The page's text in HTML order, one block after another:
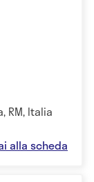
RM, Italia
alla scheda